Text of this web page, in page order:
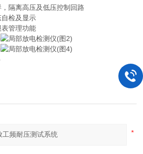
隔离高压及低压控制回路
检及显示
管理功能